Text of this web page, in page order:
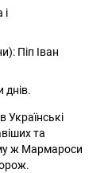
і
Піп Іван
днів.
Українські
та
ж Мармароси